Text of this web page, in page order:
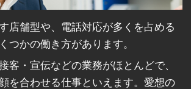
店舗型や、電話対応が多くを占める
つかの働き方があります。
客・宣伝などの業務がほとんどで、
を合わせる仕事といえます。愛想の